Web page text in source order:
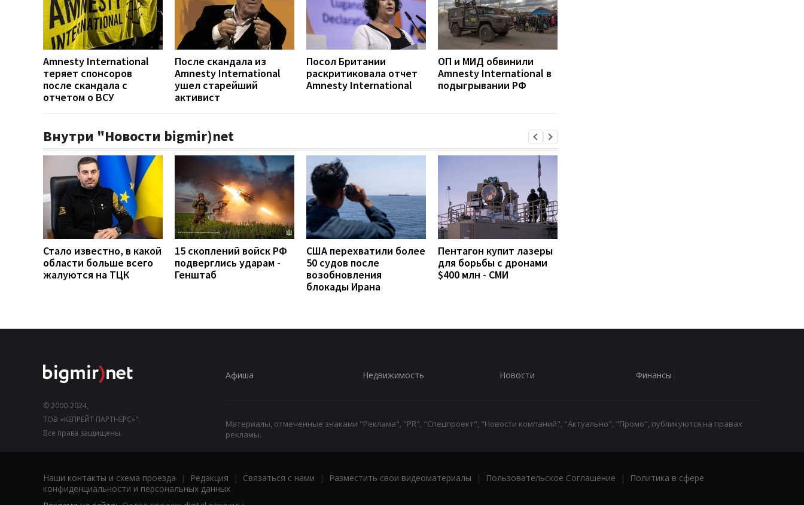
Amnesty International
теряет спонсоров
после скандала с
отчетом о ВСУ
После скандала из
Amnesty International
ушел старейший
активист
Посол Британии
раскритиковала отчет
Amnesty International
ОП и МИД обвинили
Amnesty International в
подыгрывании РФ
Внутри "Новости bigmir)net
Стало известно, в какой
области больше всего
жалуются на ТЦК
15 скоплений войск РФ
подверглись ударам -
Генштаб
США перехватили более
50 судов после
возобновления
блокады Ирана
Пентагон купит лазеры
для борьбы с дронами
$400 млн - СМИ
© 2000-2024,
ТОВ «КЕПРЕЙТ ПАРТНЕРС»".
Все права защищены.
Афиша Недвижимость Новости Финансы
Материалы, отмеченные знаками "Реклама", "PR", "Спецпроект", "Новости компаний", "Актуально", "Промо", публикуются на правах
рекламы.
Наши контакты и схема проезда | Редакция | Связаться с нами | Разместить свои видеоматериалы | Пользовательское Соглашение |
Политика в сфере
конфиденциальности и персональных данных